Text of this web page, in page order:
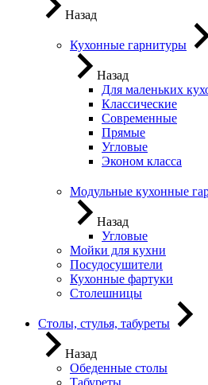
Назад
Кухонные гарнитуры
Назад
Для маленьких
Классические
Современные
Прямые
Угловые
Эконом класса
Модульные кухонные
Назад
Угловые
Мойки для кухни
Посудосушители
Кухонные фартуки
Столешницы
Столы, стулья, табуреты
Назад
Обеденные столы
Табуреты